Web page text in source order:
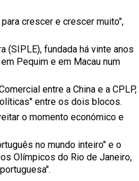
crescer e crescer muito",
(SIPLE), fundada há vinte anos
Pequim e em Macau num
entre a China e a CPLP,
entre os dois blocos.
o momento económico e
no mundo inteiro" e o
Olímpicos do Rio de Janeiro,